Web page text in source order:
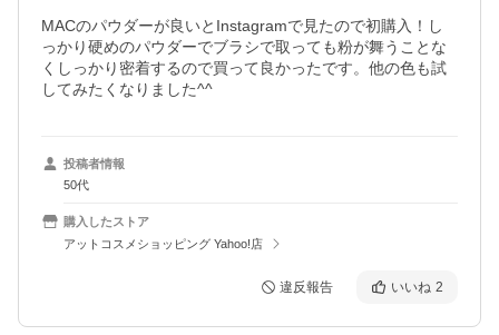
MACのパウダーが良いとInstagramで見たので初購入！し
っかり硬めのパウダーでブラシで取っても粉が舞うことな
くしっかり密着するので買って良かったです。他の色も試
してみたくなりました^^
投稿者情報
50代
購入したストア
アットコスメショッピング Yahoo!店
違反報告 いいね 2